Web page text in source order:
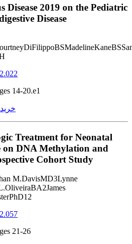
2019 on the Pediatric
Disease
14-20.e1
Treatment for Neonatal
on DNA Methylation and
Cohort Study
M.DavisMD3Lynne
21-26